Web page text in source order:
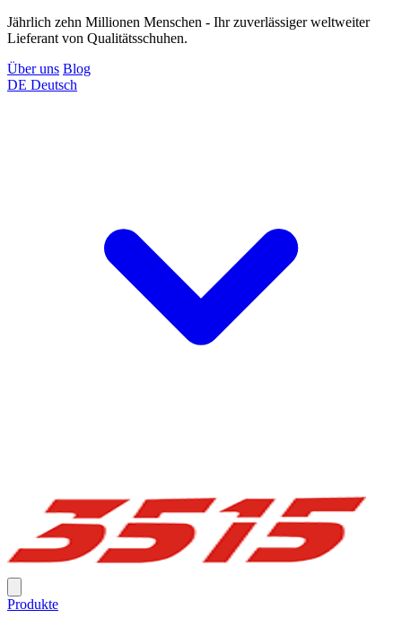
Jährlich zehn Millionen Menschen - Ihr zuverlässiger weltweiter
Lieferant von Qualitätsschuhen.
Über uns Blog
DE Deutsch
Produkte